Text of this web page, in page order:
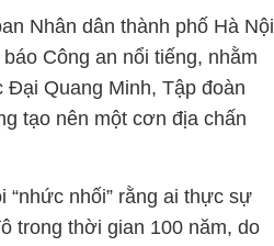
Nhân dân thành phố Hà Nội
Công an nổi tiếng, nhằm
Quang Minh, Tập đoàn
tạo nên một cơn địa chấn
“nhức nhối” rằng ai thực sự
trong thời gian 100 năm, do